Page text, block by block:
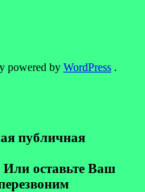
powered by WordPress .
публичная
оставьте Ваш